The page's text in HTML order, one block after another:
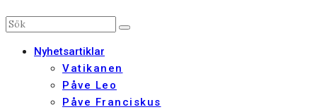
Nyhetsartiklar
Vatikanen
Påve Leo
Påve Franciskus